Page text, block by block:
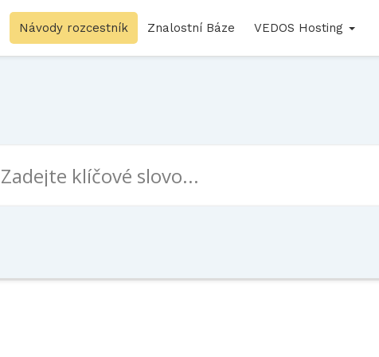
Návody rozcestník Znalostní Báze VEDOS Hosting